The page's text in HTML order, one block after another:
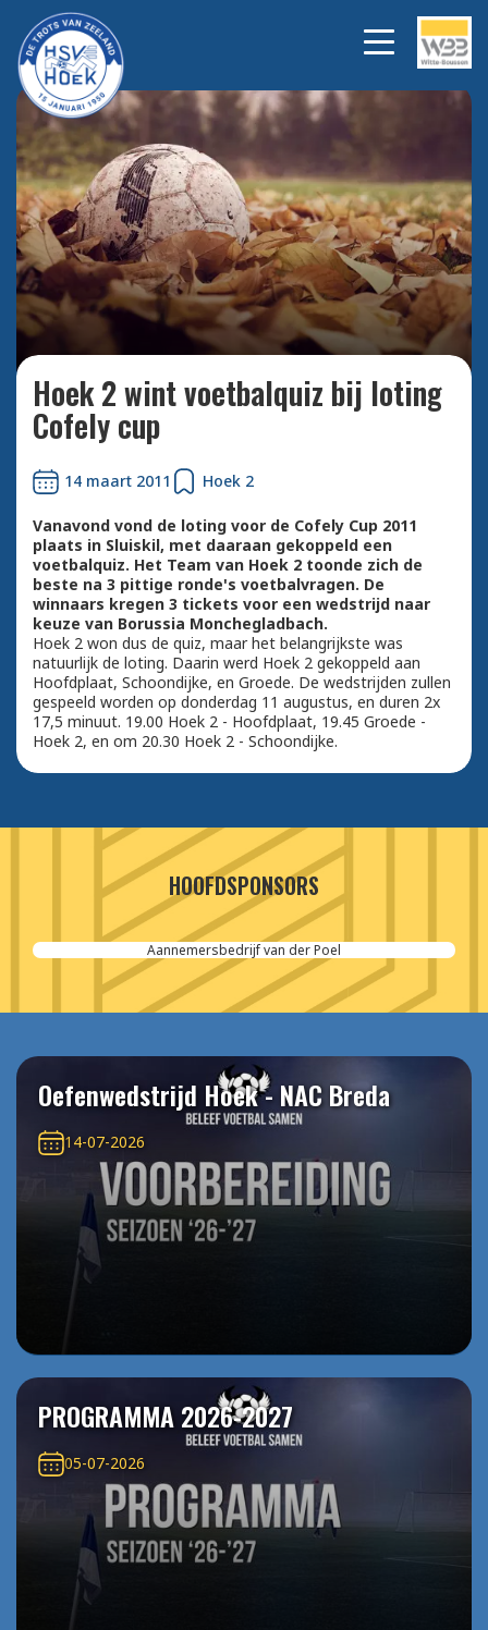
Bekijk alle foto's
Hoek 2 wint voetbalquiz bij loting
Cofely cup
14 maart 2011 Hoek 2
Vanavond vond de loting voor de Cofely Cup 2011
plaats in Sluiskil, met daaraan gekoppeld een
voetbalquiz. Het Team van Hoek 2 toonde zich de
beste na 3 pittige ronde's voetbalvragen. De
winnaars kregen 3 tickets voor een wedstrijd naar
keuze van Borussia Monchegladbach.
Hoek 2 won dus de quiz, maar het belangrijkste was
natuurlijk de loting. Daarin werd Hoek 2 gekoppeld aan
Hoofdplaat, Schoondijke, en Groede. De wedstrijden zullen
gespeeld worden op donderdag 11 augustus, en duren 2x
17,5 minuut. 19.00 Hoek 2 - Hoofdplaat, 19.45 Groede -
Hoek 2, en om 20.30 Hoek 2 - Schoondijke.
HOOFDSPONSORS
Aannemersbedrijf van der Poel
Oefenwedstrijd Hoek - NAC Breda
14-07-2026
PROGRAMMA 2026-2027
05-07-2026